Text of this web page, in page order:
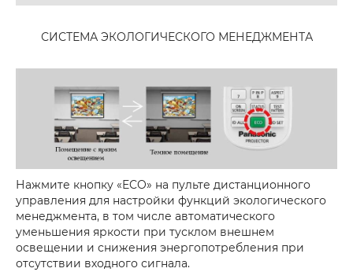
СИСТЕМА ЭКОЛОГИЧЕСКОГО МЕНЕДЖМЕНТА
Нажмите кнопку «ECO» на пульте дистанционного
управления для настройки функций экологического
менеджмента, в том числе автоматического
уменьшения яркости при тусклом внешнем
освещении и снижения энергопотребления при
отсутствии входного сигнала.